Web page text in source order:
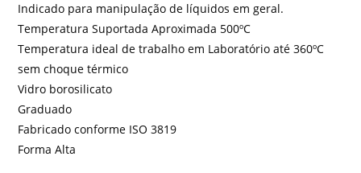
Indicado para manipulação de líquidos em geral.
Temperatura Suportada Aproximada 500ºC
Temperatura ideal de trabalho em Laboratório até 360ºC
sem choque térmico
Vidro borosilicato
Graduado
Fabricado conforme ISO 3819
Forma Alta